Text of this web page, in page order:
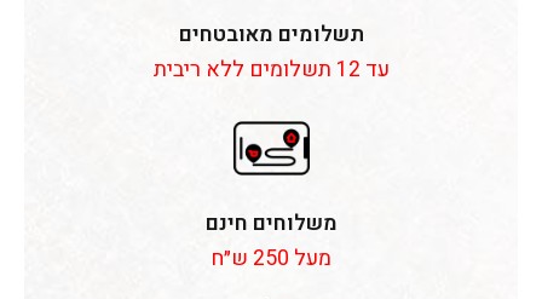
תשלומים מאובטחים
עד 12 תשלומים ללא ריבית
משלוחים חינם
מעל 250 ש״ח